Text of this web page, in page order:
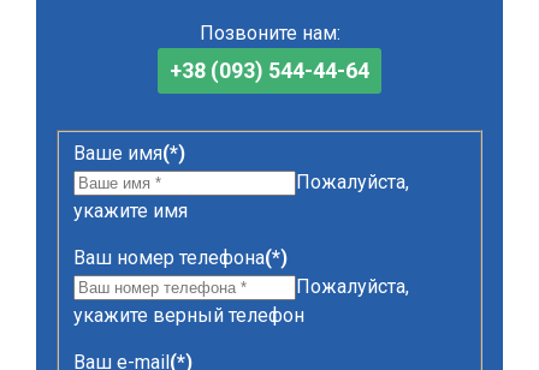
Позвоните нам:
+38 (093) 544-44-64
Ваше имя(*)
Пожалуйста,
укажите имя
Ваш номер телефона(*)
Пожалуйста,
укажите верный телефон
Ваш e-mail(*)